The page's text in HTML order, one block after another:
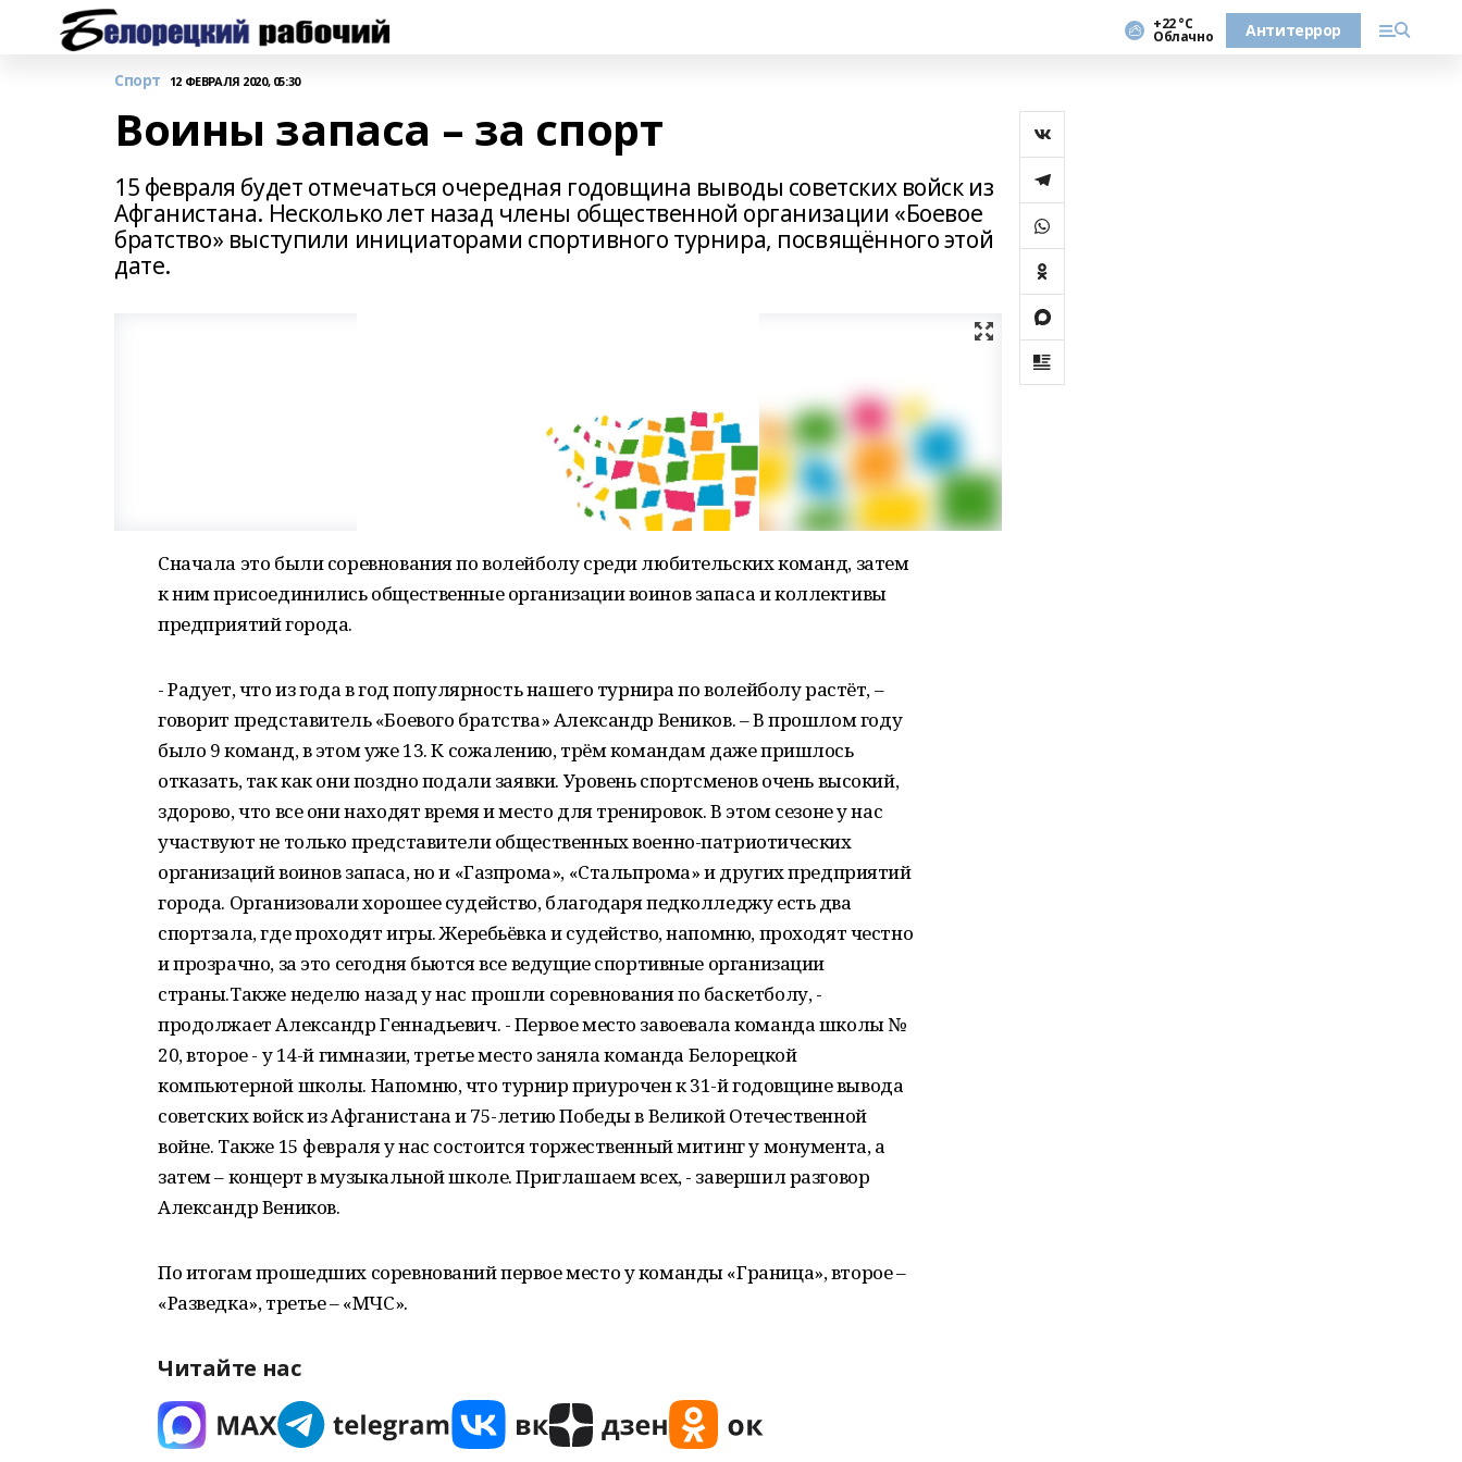
+22 °С
Облачно Антитеррор
Спорт 12 ФЕВРАЛЯ 2020, 05:30
Воины запаса – за спорт
15 февраля будет отмечаться очередная годовщина выводы советских войск из
Афганистана. Несколько лет назад члены общественной организации «Боевое
братство» выступили инициаторами спортивного турнира, посвящённого этой
дате.
Сначала это были соревнования по волейболу среди любительских команд, затем
к ним присоединились общественные организации воинов запаса и коллективы
предприятий города.
- Радует, что из года в год популярность нашего турнира по волейболу растёт, –
говорит представитель «Боевого братства» Александр Веников. – В прошлом году
было 9 команд, в этом уже 13. К сожалению, трём командам даже пришлось
отказать, так как они поздно подали заявки. Уровень спортсменов очень высокий,
здорово, что все они находят время и место для тренировок. В этом сезоне у нас
участвуют не только представители общественных военно-патриотических
организаций воинов запаса, но и «Газпрома», «Стальпрома» и других предприятий
города. Организовали хорошее судейство, благодаря педколледжу есть два
спортзала, где проходят игры. Жеребьёвка и судейство, напомню, проходят честно
и прозрачно, за это сегодня бьются все ведущие спортивные организации
страны.Также неделю назад у нас прошли соревнования по баскетболу, -
продолжает Александр Геннадьевич. - Первое место завоевала команда школы №
20, второе - у 14-й гимназии, третье место заняла команда Белорецкой
компьютерной школы. Напомню, что турнир приурочен к 31-й годовщине вывода
советских войск из Афганистана и 75-летию Победы в Великой Отечественной
войне. Также 15 февраля у нас состоится торжественный митинг у монумента, а
затем – концерт в музыкальной школе. Приглашаем всех, - завершил разговор
Александр Веников.
По итогам прошедших соревнований первое место у команды «Граница», второе –
«Разведка», третье – «МЧС».
Читайте нас